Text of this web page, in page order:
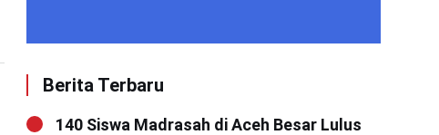
Berita Terbaru
140 Siswa Madrasah di Aceh Besar Lulus